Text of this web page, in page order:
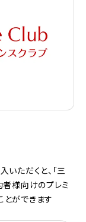
ただくと、「三
者様向けのプレミ
ができます